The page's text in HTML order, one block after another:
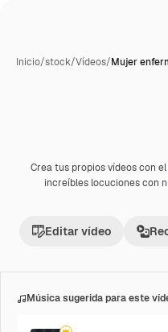
Inicio/stock/Vídeos/Mujer
Premium
Crea tus propios vídeos con el
increíbles locuciones con
Editar vídeo
Música sugerida para este